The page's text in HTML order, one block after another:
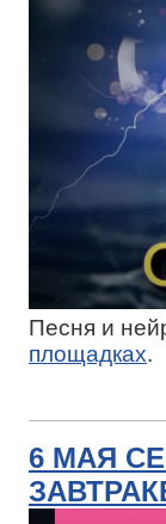
Песня и
площадках.
6 МАЯ